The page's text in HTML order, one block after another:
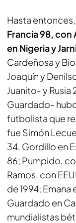
Hasta
Francia 98, con
en Nigeria y
Cardeñosa y
Joaquín y
Juanito- y Rusia
Guardado-
futbolista que
fue Simón
34. Gordillo en
86; Pumpido,
Ramos, con
de 1994;
Guardado en
mundialistas